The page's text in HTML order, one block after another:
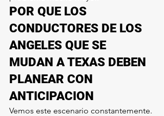
POR QUE LOS
CONDUCTORES DE LOS
ANGELES QUE SE
MUDAN A TEXAS DEBEN
PLANEAR CON
ANTICIPACION
Vemos este escenario constantemente.